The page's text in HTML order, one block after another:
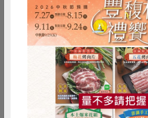
料理/教作
苓雅綠食—手作葷素包子
2026-09-05
14:00-16:30
合作社站所 - 苓雅站
RPET 食譜
雞蛋 食安 共同購買